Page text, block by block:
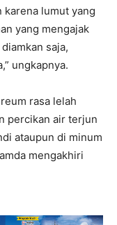
karena lumut yang
yang mengajak
saja,
ungkapnya.
rasa lelah
percikan air terjun
ataupun di minum
mengakhiri